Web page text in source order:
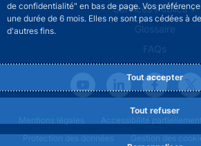
de confidentialité" en bas de page. Vos
une durée de 6 mois. Elles ne sont pas cédées à
d'autres fins.
Tout accepter
Tout refuser
Services Publics +
Glossaire
FAQs
Footer legal notice menu
Mentions légales Accessibilité
Protection des données
Gestion des